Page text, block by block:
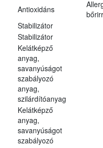
Antioxidáns
Stabilizátor
Stabilizátor
Kelátképző
anyag,
savanyúságot
szabályozó
anyag,
szilárdítóanyag
Kelátképző
anyag,
savanyúságot
szabályozó